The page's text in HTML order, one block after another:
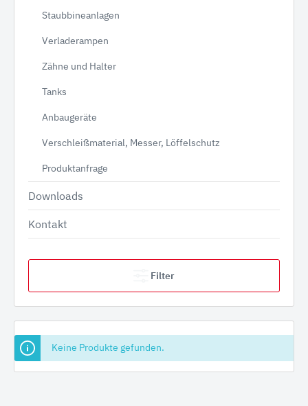
Staubbineanlagen
Verladerampen
Zähne und Halter
Tanks
Anbaugeräte
Verschleißmaterial, Messer, Löffelschutz
Produktanfrage
Downloads
Kontakt
Filter
Keine Produkte gefunden.